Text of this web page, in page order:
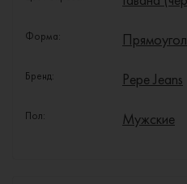
Форма:
Бренд: Pepe Jeans
Пол: Мужские